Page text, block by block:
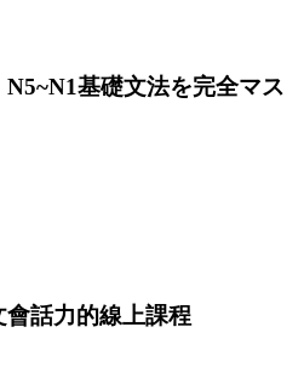
N5~N1基礎文法を完全マス
話力的線上課程